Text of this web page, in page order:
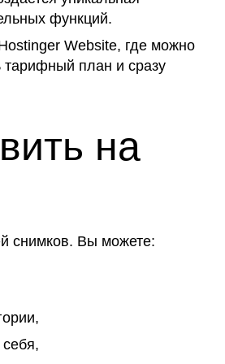
функций.
Website, где можно
тарифный план и сразу
на
снимков. Вы можете: